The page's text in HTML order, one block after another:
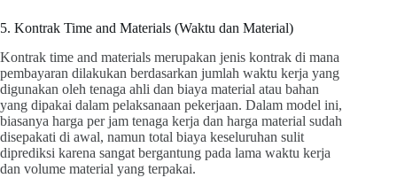
5. Kontrak Time and Materials (Waktu dan Material)
Kontrak time and materials merupakan jenis kontrak di mana
pembayaran dilakukan berdasarkan jumlah waktu kerja yang
digunakan oleh tenaga ahli dan biaya material atau bahan
yang dipakai dalam pelaksanaan pekerjaan. Dalam model ini,
biasanya harga per jam tenaga kerja dan harga material sudah
disepakati di awal, namun total biaya keseluruhan sulit
diprediksi karena sangat bergantung pada lama waktu kerja
dan volume material yang terpakai.